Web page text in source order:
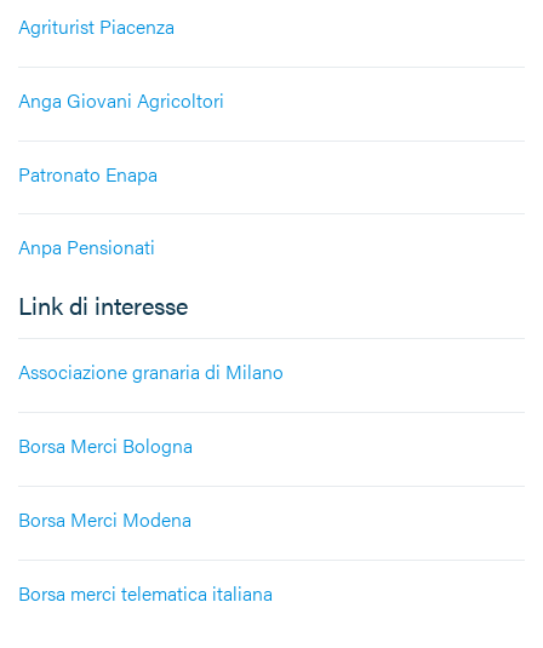
Agriturist Piacenza
Anga Giovani Agricoltori
Patronato Enapa
Anpa Pensionati
Link di interesse
Associazione granaria di Milano
Borsa Merci Bologna
Borsa Merci Modena
Borsa merci telematica italiana